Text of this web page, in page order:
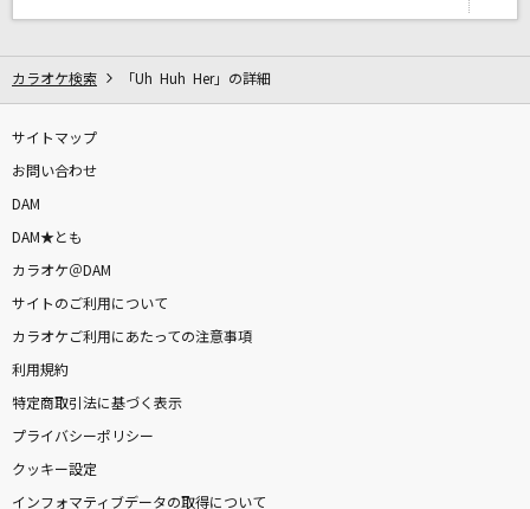
Official髭男dism
ギラギラ
Ado
[生音]明日への手紙
手嶌 葵
[生音]粉雪
レミオロメン
Hope
安室奈美恵
カラオケ検索 「Uh Huh Her」の詳細
サイトマップ
お問い合わせ
DAM
DAM★とも
カラオケ＠DAM
サイトのご利用について
カラオケご利用にあたっての注意事項
利用規約
特定商取引法に基づく表示
プライバシーポリシー
クッキー設定
インフォマティブデータの取得について